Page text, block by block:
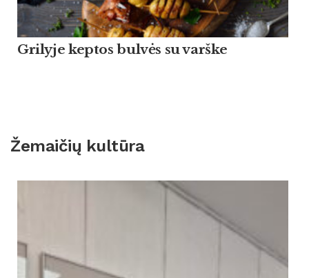
Grilyje keptos bulvės su varške
Žemaičių kultūra